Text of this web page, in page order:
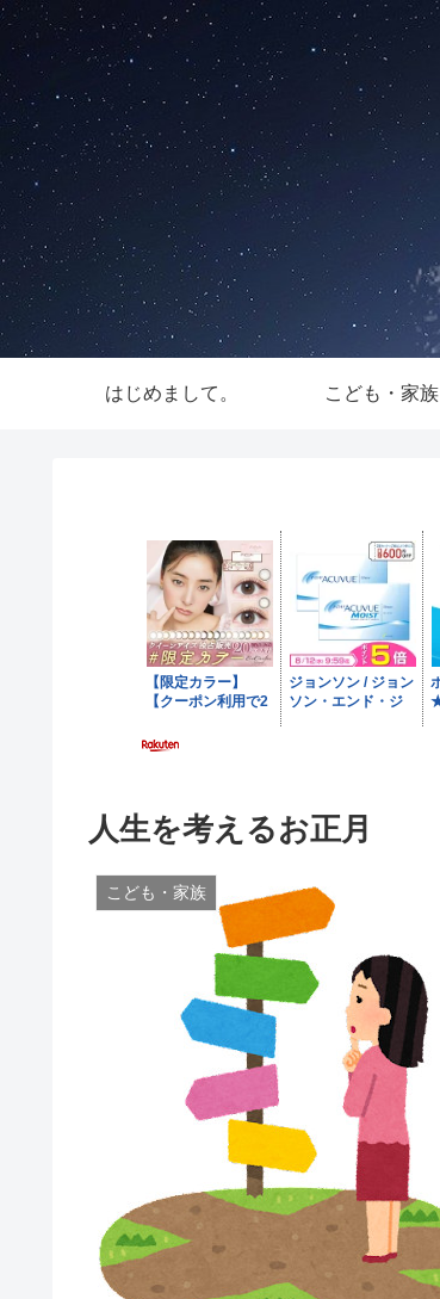
はじめまして。 こども・家族
人生を考えるお正月
こども・家族